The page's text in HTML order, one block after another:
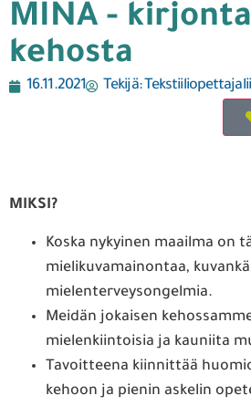
MINÄ -
kehosta
16.11.2021 Tekijä:
MIKSI?
Koska nykyinen maailma on
mielikuvamainontaa,
mielenterveysongelmia.
Meidän jokaisen
mielenkiintoisia ja kauniita
Tavoitteena kiinnittää
kehoon ja pienin askelin